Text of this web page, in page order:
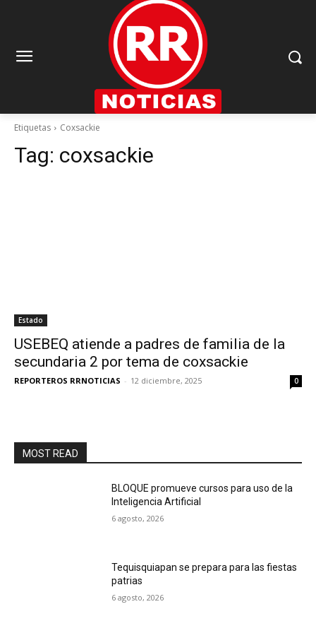
Etiquetas Coxsackie
Tag: coxsackie
Estado
USEBEQ atiende a padres de familia de la
secundaria 2 por tema de coxsackie
REPORTEROS RRNOTICIAS - 12 diciembre, 2025 0
MOST READ
BLOQUE promueve cursos para uso de la
Inteligencia Artificial
6 agosto, 2026
Tequisquiapan se prepara para las fiestas
patrias
6 agosto, 2026